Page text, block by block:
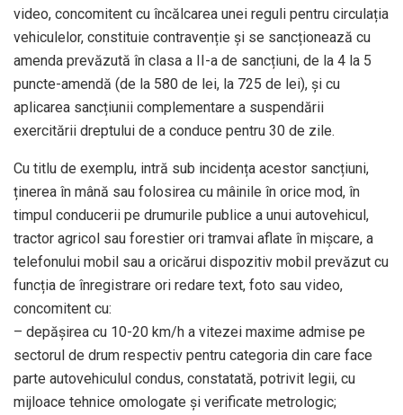
video, concomitent cu încălcarea unei reguli pentru circulația
vehiculelor, constituie contravenție și se sancționează cu
amenda prevăzută în clasa a II-a de sancțiuni, de la 4 la 5
puncte-amendă (de la 580 de lei, la 725 de lei), și cu
aplicarea sancțiunii complementare a suspendării
exercitării dreptului de a conduce pentru 30 de zile.
Cu titlu de exemplu, intră sub incidența acestor sancțiuni,
ținerea în mână sau folosirea cu mâinile în orice mod, în
timpul conducerii pe drumurile publice a unui autovehicul,
tractor agricol sau forestier ori tramvai aflate în mișcare, a
telefonului mobil sau a oricărui dispozitiv mobil prevăzut cu
funcția de înregistrare ori redare text, foto sau video,
concomitent cu:
– depășirea cu 10-20 km/h a vitezei maxime admise pe
sectorul de drum respectiv pentru categoria din care face
parte autovehiculul condus, constatată, potrivit legii, cu
mijloace tehnice omologate și verificate metrologic;